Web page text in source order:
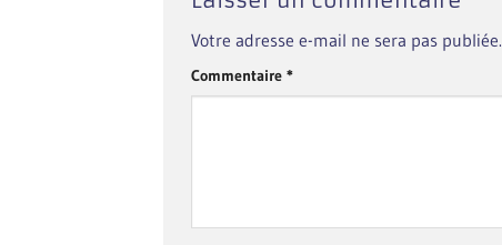
Votre adresse e-mail ne sera pas publiée.
Commentaire *